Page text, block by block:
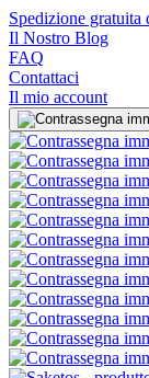
Spedizione gratuita
Il Nostro Blog
FAQ
Contattaci
Il mio account